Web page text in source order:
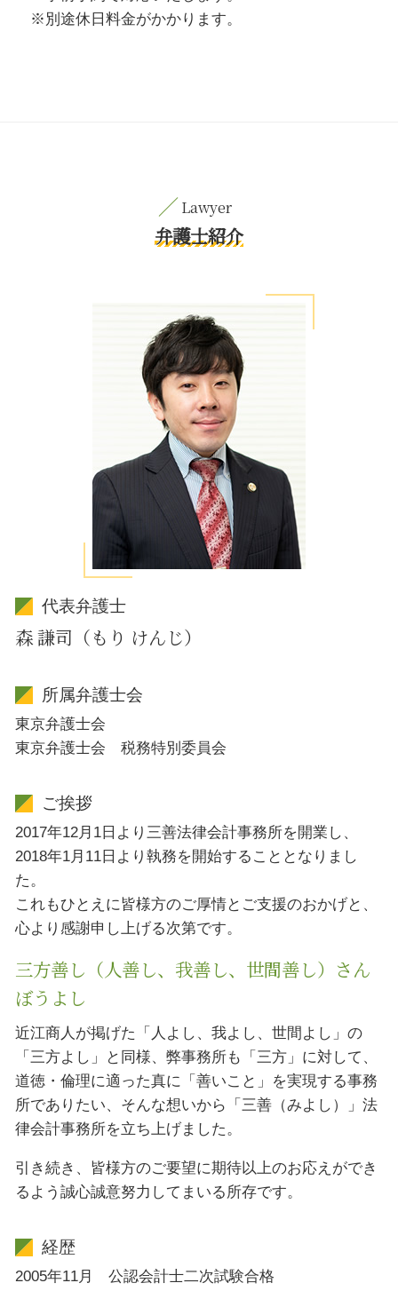
※別途休日料金がかかります。
弁護士紹介
代表弁護士
森 謙司（もり けんじ）
所属弁護士会
東京弁護士会
東京弁護士会 税務特別委員会
ご挨拶
2017年12月1日より三善法律会計事務所を開業し、
2018年1月11日より執務を開始することとなりまし
た。
これもひとえに皆様方のご厚情とご支援のおかげと、
心より感謝申し上げる次第です。
三方善し（人善し、我善し、世間善し）さん
ぼうよし
近江商人が掲げた「人よし、我よし、世間よし」の
「三方よし」と同様、弊事務所も「三方」に対して、
道徳・倫理に適った真に「善いこと」を実現する事務
所でありたい、そんな想いから「三善（みよし）」法
律会計事務所を立ち上げました。
引き続き、皆様方のご要望に期待以上のお応えができ
るよう誠心誠意努力してまいる所存です。
経歴
2005年11月 公認会計士二次試験合格